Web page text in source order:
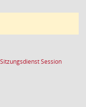
SitzungsdienstSession(Wird in